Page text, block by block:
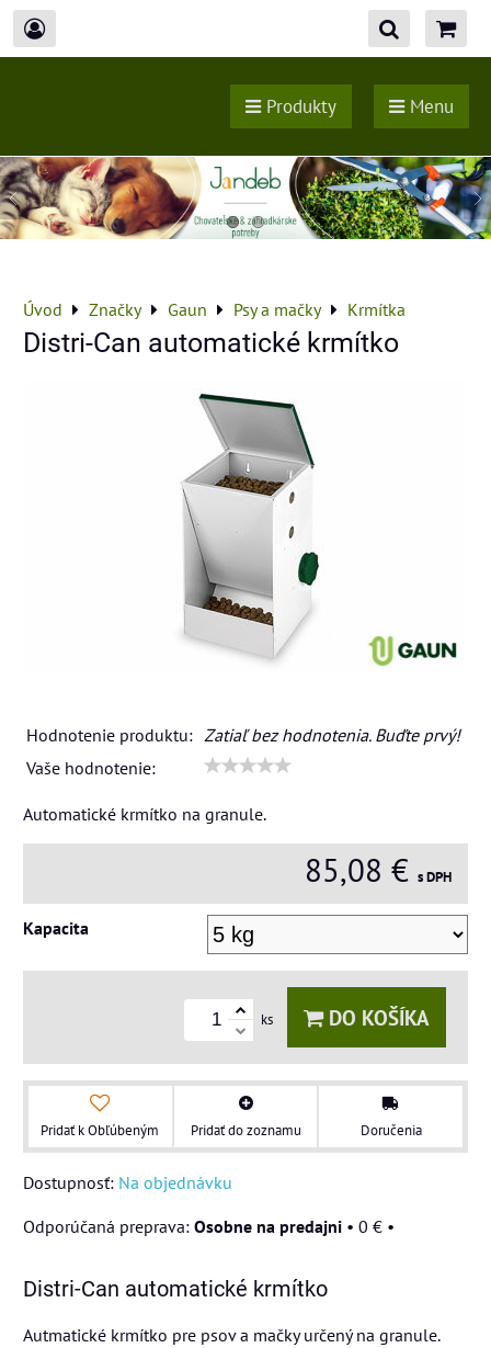
Produkty Menu
Úvod Značky Gaun Psy a mačky Krmítka
Distri-Can automatické krmítko
Hodnotenie produktu: Zatiaľ bez hodnotenia. Buďte prvý!
Vaše hodnotenie:
Automatické krmítko na granule.
85,08 € s DPH
Kapacita
ks DO KOŠÍKA
Pridať k Obľúbeným Pridať do zoznamu Doručenia
Dostupnosť: Na objednávku
Osobne na predajni • 0 € •
Distri-Can automatické krmítko
Autmatické krmítko pre psov a mačky určený na granule.